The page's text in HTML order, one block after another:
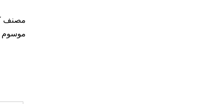
مصنف
موسوم